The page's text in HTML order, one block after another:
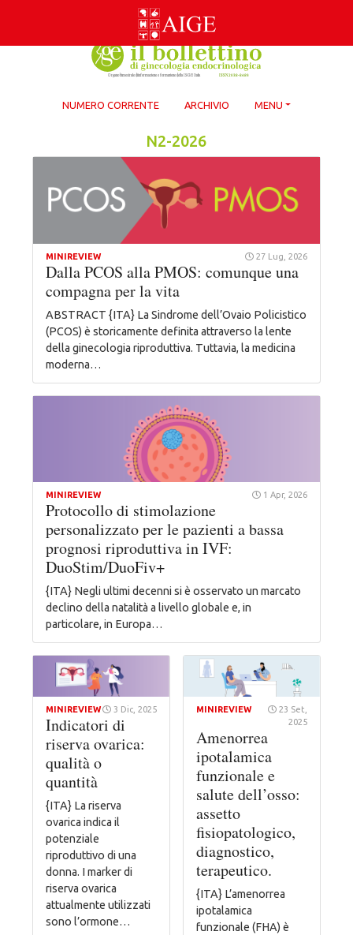
NUMERO CORRENTE ARCHIVIO MENU
N2-2026
MINIREVIEW 27 Lug, 2026
Dalla PCOS alla PMOS: comunque una
compagna per la vita
ABSTRACT {ITA} La Sindrome dell’Ovaio Policistico
(PCOS) è storicamente definita attraverso la lente
della ginecologia riproduttiva. Tuttavia, la medicina
moderna…
MINIREVIEW 1 Apr, 2026
Protocollo di stimolazione
personalizzato per le pazienti a bassa
prognosi riproduttiva in IVF:
DuoStim/DuoFiv+
{ITA} Negli ultimi decenni si è osservato un marcato
declino della natalità a livello globale e, in
particolare, in Europa…
MINIREVIEW 3 Dic, 2025
Indicatori di
riserva ovarica:
qualità o
quantità
{ITA} La riserva
ovarica indica il
potenziale
riproduttivo di una
donna. I marker di
riserva ovarica
attualmente utilizzati
sono l’ormone…
MINIREVIEW
23 Set,
2025
Amenorrea
ipotalamica
funzionale e
salute dell’osso:
assetto
fisiopatologico,
diagnostico,
terapeutico.
{ITA} L’amenorrea
ipotalamica
funzionale (FHA) è